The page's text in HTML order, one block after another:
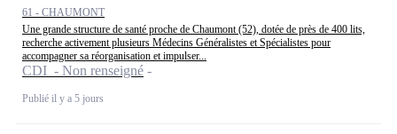
61 - CHAUMONT
Une grande structure de santé proche de Chaumont (52), dotée de près de 400 lits,
recherche activement plusieurs Médecins Généralistes et Spécialistes pour
accompagner sa réorganisation et impulser...
CDI - Non renseigné
Publié il y a 5 jours